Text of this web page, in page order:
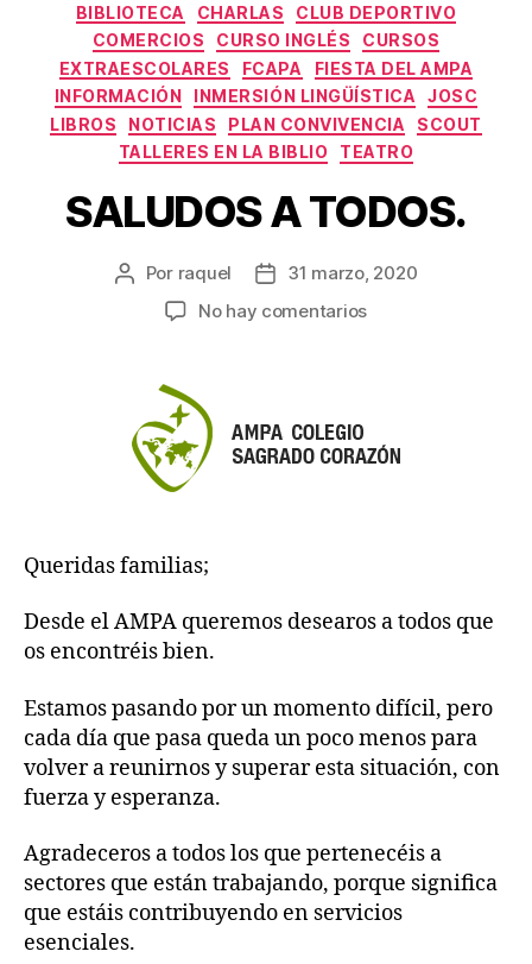
BIBLIOTECA
CHARLAS
CLUB DEPORTIVO
COMERCIOS
CURSO INGLÉS
CURSOS
EXTRAESCOLARES
FCAPA
FIESTA DEL AMPA
INFORMACIÓN
INMERSIÓN LINGÜÍSTICA
JOSC
LIBROS
NOTICIAS PLAN CONVIVENCIA
SCOUT
TALLERES EN LA BIBLIO
TEATRO
SALUDOS A TODOS.
Autor
Por raquel
Fecha31 marzo, 2020
No hay comentariosen
Queridas familias;
Desde el AMPA queremos desearos a todos que
os encontréis bien.
Estamos pasando por un momento difícil, pero
cada día que pasa queda un poco menos para
volver a reunirnos y superar esta situación, con
fuerza y esperanza.
Agradeceros a todos los que pertenecéis a
sectores que están trabajando, porque significa
que estáis contribuyendo en servicios
esenciales.